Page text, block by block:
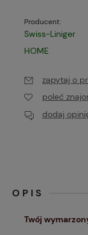
Producent:
Swiss-Liniger
HOME
zapytaj o
poleć
dodaj
OPIS
Twój